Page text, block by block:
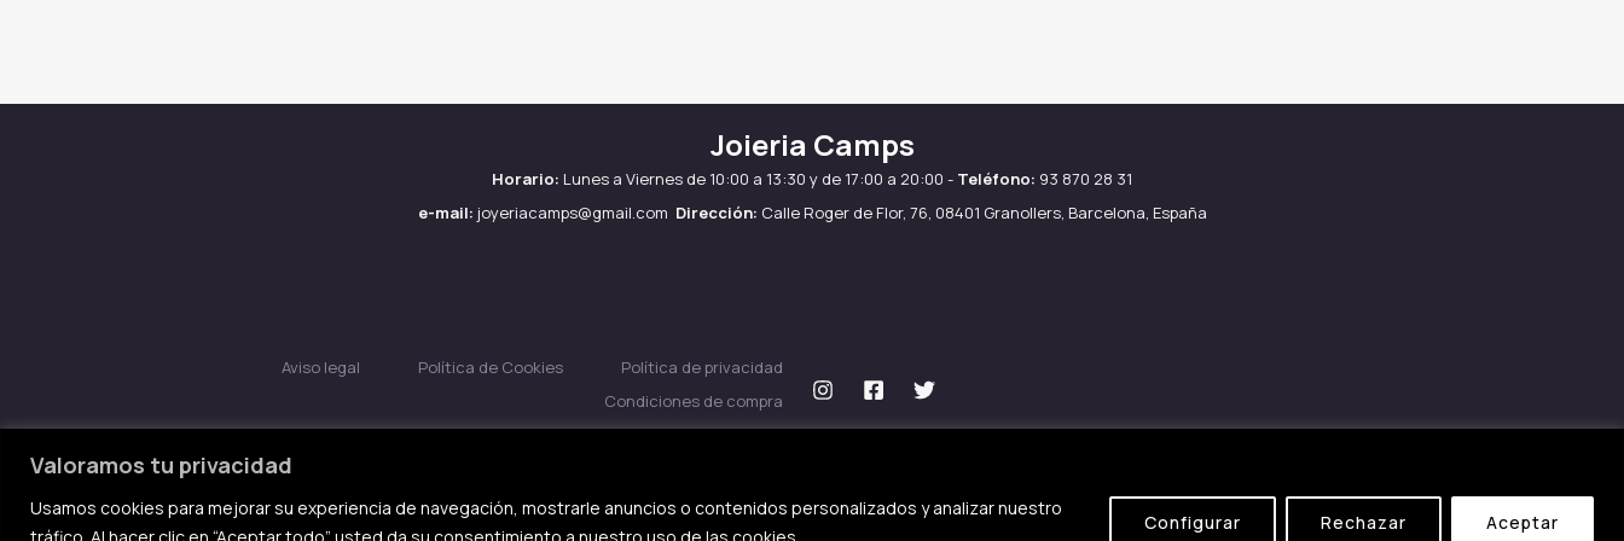
Valoramos tu privacidad
Usamos cookies para mejorar su experiencia de navegación, mostrarle anuncios o contenidos personalizados y analizar nuestro
tráfico. Al hacer clic en “Aceptar todo” usted da su consentimiento a nuestro uso de las cookies.
Configurar Rechazar Aceptar
Joieria Camps
Horario: Lunes a Viernes de 10:00 a 13:30 y de 17:00 a 20:00 - Teléfono: 93 870 28 31
e-mail: joyeriacamps@gmail.com Dirección: Calle Roger de Flor, 76, 08401 Granollers, Barcelona, España
Aviso legal Política de Cookies
Política de privacidad
Condiciones de compra